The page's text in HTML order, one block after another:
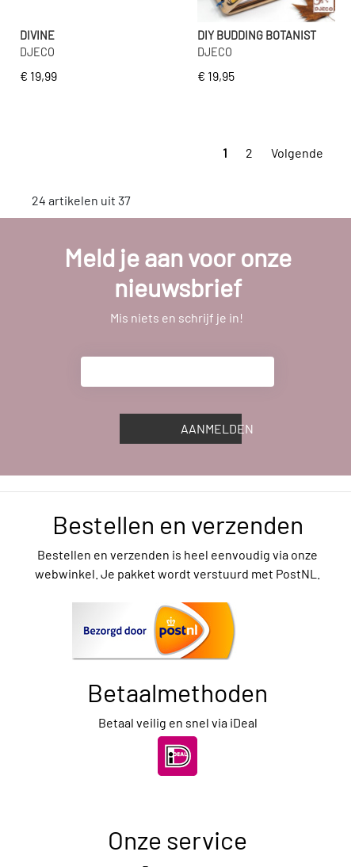
DIVINE
DJECO
€ 19,99
DIY BUDDING BOTANIST
DJECO
€ 19,95
1 2 Volgende
24 artikelen uit 37
Meld je aan voor onze
nieuwsbrief
Mis niets en schrijf je in!
AANMELDEN
Bestellen en verzenden
Bestellen en verzenden is heel eenvoudig via onze
webwinkel. Je pakket wordt verstuurd met PostNL.
Betaalmethoden
Betaal veilig en snel via iDeal
Onze service